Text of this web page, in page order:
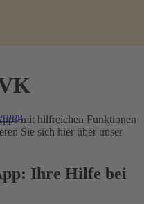
mit hilfreichen Funktionen
Sie sich hier über unser
Ihre Hilfe bei